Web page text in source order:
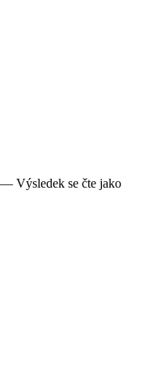
— Výsledek se čte jako